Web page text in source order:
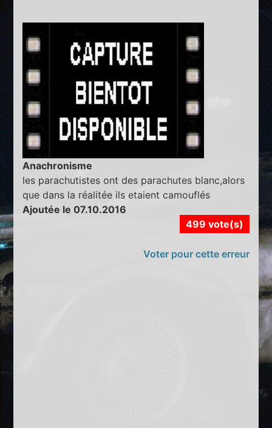
Anachronisme
les parachutistes ont des parachutes blanc,alors
que dans la réalitée ils etaient camouflés
Ajoutée le 07.10.2016
499 vote(s)
Voter pour cette erreur